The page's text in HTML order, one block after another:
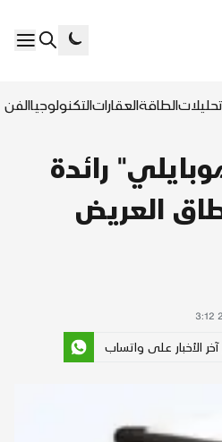
الطاقةالعقاراتالتكنولوجياالفن
رائدة
العريض
آخر الأخبار على واتساب